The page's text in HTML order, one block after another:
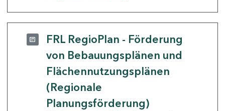
FRL RegioPlan - Förderung
von Bebauungsplänen und
Flächennutzungsplänen
(Regionale
Planungsförderung)